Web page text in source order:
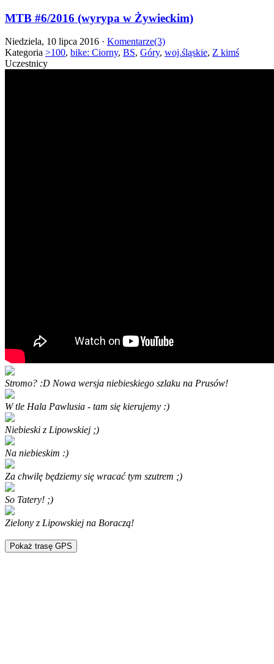
MTB #6/2016 (wyrypa w Żywieckim)
Niedziela, 10 lipca 2016 · Komentarze(3)
Kategoria >100, bike: Ciorny, BS, Góry, woj.śląskie, Z kimś
Uczestnicy
Stromo? :D Nowa wersja niebieskiego szlaku na Prusów!
W tle Hala Pawlusia - tam się kierujemy :)
Niebieski z Lipowskiej ;)
Na niebieskim :)
Za chwilę będziemy się wracać tym szutrem ;)
So Tatery! ;)
Zielony z Lipowskiej na Boraczą!
Pokaż trasę GPS